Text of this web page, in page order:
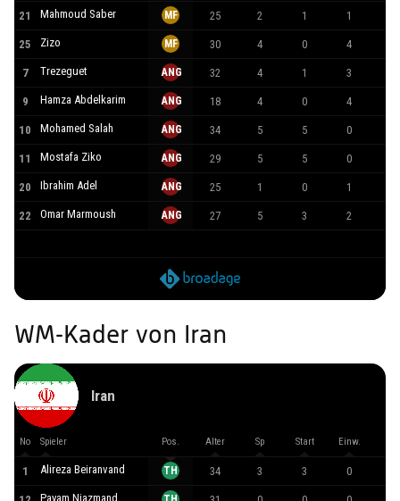
21 Mahmoud Saber
25 Zizo
7 Trezeguet
9 Hamza Abdelkarim
10 Mohamed Salah
11 Mostafa Ziko
20 Ibrahim Adel
22 Omar Marmoush
MF 25 2 1 1
MF 30 4 0 4
ANG 32 4 1 3
ANG 18 4 0 4
ANG 34 5 5 0
ANG 29 5 5 0
ANG 25 1 0 1
ANG 27 5 3 2
WM-Kader von Iran
Iran
No Spieler
1 Alireza Beiranvand
Payam Niazmand
Pos. Alter Sp Start Einw.
TH 34 3 3 0